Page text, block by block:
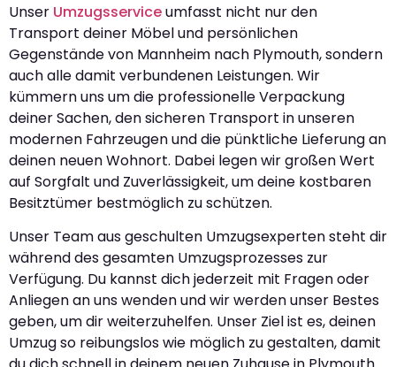
Unser Umzugsserviceumfasst nicht nur den
Transport deiner Möbel und persönlichen
Gegenstände von Mannheim nach Plymouth, sondern
auch alle damit verbundenen Leistungen. Wir
kümmern uns um die professionelle Verpackung
deiner Sachen, den sicheren Transport in unseren
modernen Fahrzeugen und die pünktliche Lieferung an
deinen neuen Wohnort. Dabei legen wir großen Wert
auf Sorgfalt und Zuverlässigkeit, um deine kostbaren
Besitztümer bestmöglich zu schützen.
Unser Team aus geschulten Umzugsexperten steht dir
während des gesamten Umzugsprozesses zur
Verfügung. Du kannst dich jederzeit mit Fragen oder
Anliegen an uns wenden und wir werden unser Bestes
geben, um dir weiterzuhelfen. Unser Ziel ist es, deinen
Umzug so reibungslos wie möglich zu gestalten, damit